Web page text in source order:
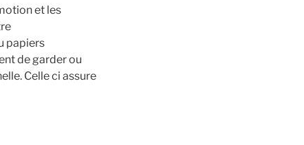
et les
papiers
de garder ou
Celle ci assure